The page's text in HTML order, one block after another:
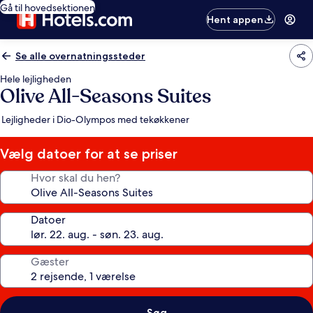
Gå til hovedsektionen
Hent appen
Se alle overnatningssteder
Hele lejligheden
Olive All-Seasons Suites
Lejligheder i Dio-Olympos med tekøkkener
Vælg datoer for at se priser
Hvor skal du hen?
Datoer
Gæster